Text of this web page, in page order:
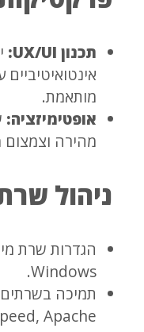
תכנון UX/UI:
מותאמת.
אופטימיזציה:
מהירה
ניהול
Windows.
Apache.